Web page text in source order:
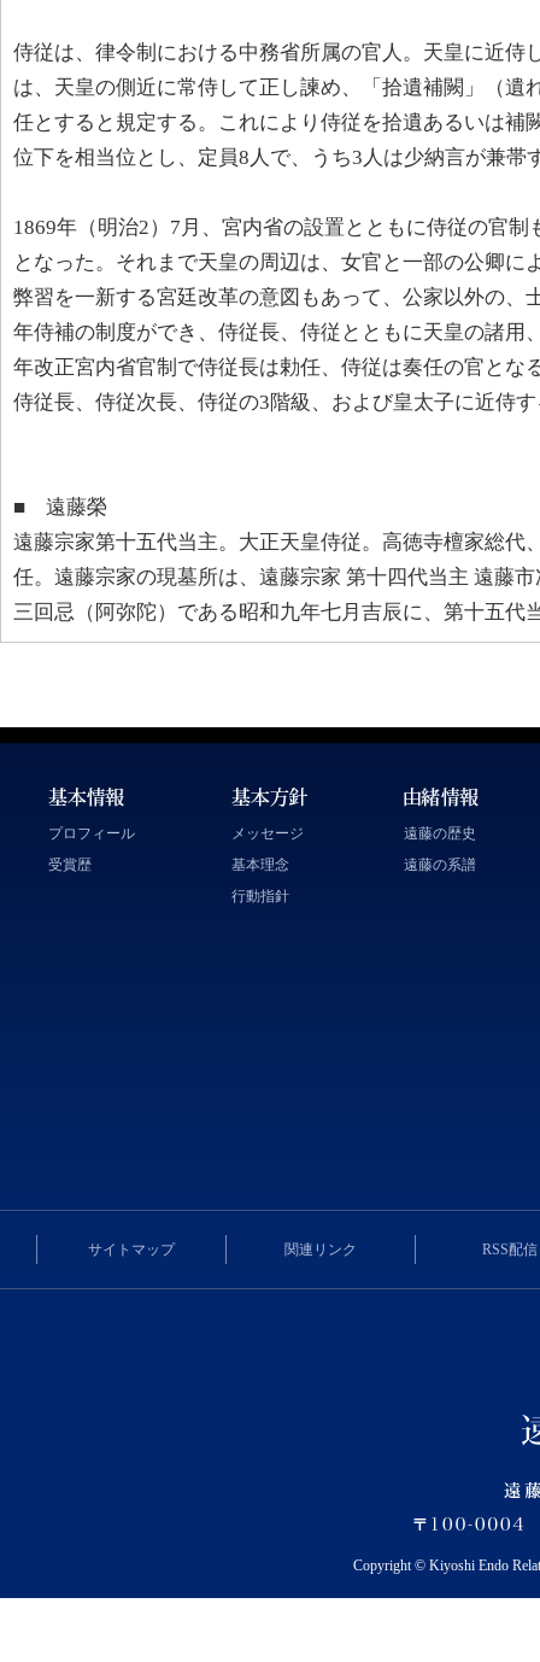
侍従は、律令制における中務省所属の官人。天皇に近侍
は、天皇の側近に常侍して正し諫め、「拾遺補闕」（遺
任とすると規定する。これにより侍従を拾遺あるいは補
位下を相当位とし、定員8人で、うち3人は少納言が兼帯
1869年（明治2）7月、宮内省の設置とともに侍従の官
となった。それまで天皇の周辺は、女官と一部の公卿に
弊習を一新する宮廷改革の意図もあって、公家以外の、
年侍補の制度ができ、侍従長、侍従とともに天皇の諸用
年改正宮内省官制で侍従長は勅任、侍従は奏任の官とな
侍従長、侍従次長、侍従の3階級、および皇太子に近侍
■ 遠藤榮
遠藤宗家第十五代当主。大正天皇侍従。高徳寺檀家総代
任。遠藤宗家の現墓所は、遠藤宗家 第十四代当主 遠藤
三回忌（阿弥陀）である昭和九年七月吉辰に、第十五代
プロフィール
受賞歴
メッセージ
基本理念
行動指針
遠藤の歴史
遠藤の系譜
サイトマップ 関連リンク RSS配信
Copyright © Kiyoshi Endo